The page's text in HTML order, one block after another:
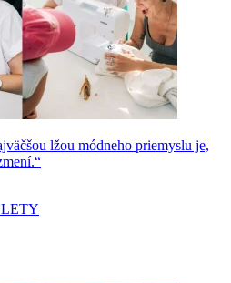
lžou módneho priemyslu je,